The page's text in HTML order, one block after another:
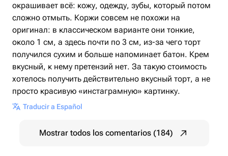
окрашивает всё: кожу, одежду, зубы, который потом
сложно отмыть. Коржи совсем не похожи на
оригинал: в классическом варианте они тонкие,
около 1 см, а здесь почти по 3 см, из-за чего торт
получился сухим и больше напоминает батон. Крем
вкусный, к нему претензий нет. За такую стоимость
хотелось получить действительно вкусный торт, а не
просто красивую «инстаграмную» картинку.
Traducir a Español
Mostrar todos los comentarios (184)